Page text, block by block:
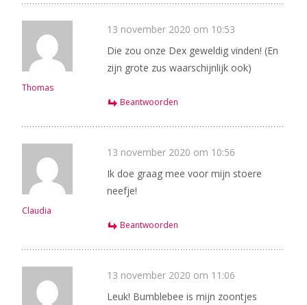
Thomas
13 november 2020 om 10:53
Die zou onze Dex geweldig vinden! (En
zijn grote zus waarschijnlijk ook)
Beantwoorden
Claudia
13 november 2020 om 10:56
Ik doe graag mee voor mijn stoere
neefje!
Beantwoorden
13 november 2020 om 11:06
Leuk! Bumblebee is mijn zoontjes